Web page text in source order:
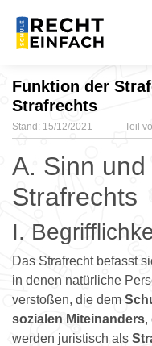
Funktion der
Strafrechts
Stand: 15/12/2021 Teil
A. Sinn
Strafrechts
I.
Das Strafrecht befasst
in denen natürliche
verstoßen, die dem
sozialen Miteinanders,
werden juristisch als